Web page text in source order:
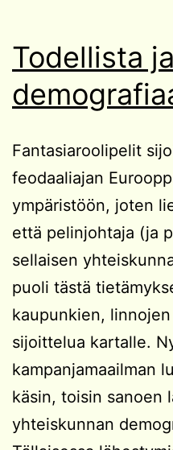
Todellista
Fantasiaroolipelit
feodaaliajan
ympäristöön, joten
että pelinjohtaja (ja
sellaisen
puoli tästä
kaupunkien,
sijoittelua kartalle.
kampanjamaailman
käsin, toisin sanoen
yhteiskunnan